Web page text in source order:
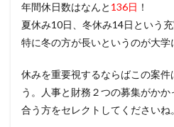
年間休日数はなんと 136日 ！
夏休み10日、冬休み14日という充
特に冬の方が長いというのが大学
休みを重要視するならばこの案件
う。人事と財務２つの募集がか
合う方をセレクトしてくださいね。